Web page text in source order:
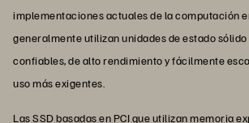
implementaciones actuales de la computación
generalmente utilizan unidades de estado sólido
confiables, de alto rendimiento y fácilmente
uso más exigentes.
Las SSD basadas en PCI que utilizan memoria